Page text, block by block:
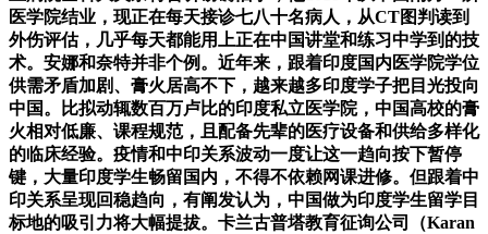
医学院结业，现正在每天接诊七八十名病人，从CT图判读到
外伤评估，几乎每天都能用上正在中国讲堂和练习中学到的技
术。安娜和奈特并非个例。近年来，跟着印度国内医学院学位
供需矛盾加剧、膏火居高不下，越来越多印度学子把目光投向
中国。比拟动辄数百万卢比的印度私立医学院，中国高校的膏
火相对低廉、课程规范，且配备先辈的医疗设备和供给多样化
的临床经验。疫情和中印关系波动一度让这一趋向按下暂停
键，大量印度学生畅留国内，不得不依赖网课进修。但跟着中
印关系呈现回稳趋向，有阐发认为，中国做为印度学生留学目
标地的吸引力将大幅提拔。卡兰古普塔教育征询公司（Karan